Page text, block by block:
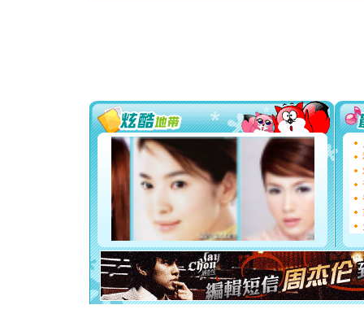
你太多，
要平安
[圣诞节]
能正大
都要快乐
[圣诞节]
如意,快
[元旦]
断电。
你是我
[元旦]如
起；二是
离。水晶
[元旦]当
泣，这痛